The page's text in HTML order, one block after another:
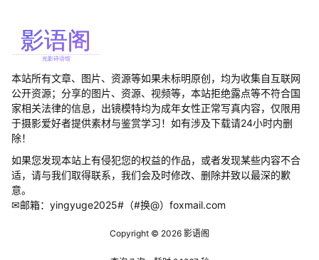
本站所有文章、图片、资源等如果未标明原创，均为收集自互联网
公开资源；分享的图片、资源、视频等，本站拒绝露点等不符合国
家相关法律的信息，出镜模特均为成年女性正常写真内容，仅限用
于摄影爱好者提供素材与鉴赏学习！如有涉及下载请24小时内删
除！
如果您发现本站上有侵犯您的权益的作品，或者发现某些内容不合
适，请与我们取得联系，我们会及时修改、删除并致以最深的歉
意。
✉邮箱：yingyuge2025#（#换@）foxmail.com
Copyright © 2026 影语阁